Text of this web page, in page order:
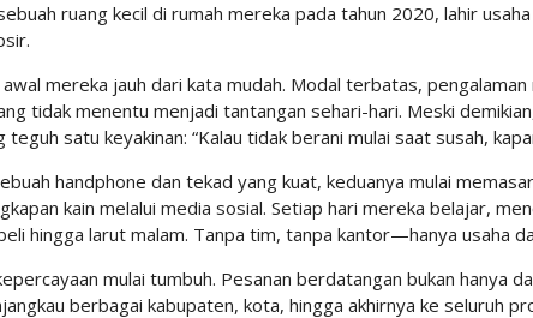
ruang kecil di rumah mereka pada tahun 2020, lahir
mereka jauh dari kata mudah. Modal terbatas, pengalaman
tidak menentu menjadi tantangan sehari-hari. Meski
teguh satu keyakinan: “Kalau tidak berani mulai saat susah,
handphone dan tekad yang kuat, keduanya mulai
kain melalui media sosial. Setiap hari mereka belajar,
hingga larut malam. Tanpa tim, tanpa kantor—hanya usaha
mulai tumbuh. Pesanan berdatangan bukan hanya
berbagai kabupaten, kota, hingga akhirnya ke seluruh